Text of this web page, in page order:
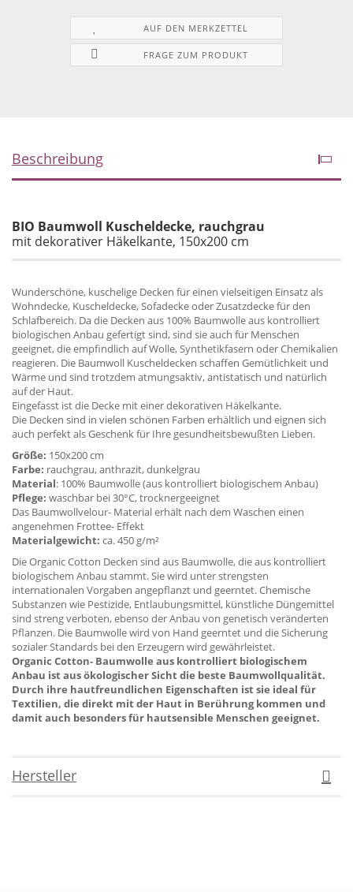
AUF DEN MERKZETTEL
FRAGE ZUM PRODUKT
Beschreibung
BIO Baumwoll Kuscheldecke, rauchgrau
mit dekorativer Häkelkante, 150x200 cm
Wunderschöne, kuschelige Decken für einen vielseitigen Einsatz als
Wohndecke, Kuscheldecke, Sofadecke oder Zusatzdecke für den
Schlafbereich. Da die Decken aus 100% Baumwolle aus kontrolliert
biologischen Anbau gefertigt sind, sind sie auch für Menschen
geeignet, die empfindlich auf Wolle, Synthetikfasern oder Chemikalien
reagieren. Die Baumwoll Kuscheldecken schaffen Gemütlichkeit und
Wärme und sind trotzdem atmungsaktiv, antistatisch und natürlich
auf der Haut.
Eingefasst ist die Decke mit einer dekorativen Häkelkante.
Die Decken sind in vielen schönen Farben erhältlich und eignen sich
auch perfekt als Geschenk für Ihre gesundheitsbewußten Lieben.
Größe: 150x200 cm
Farbe: rauchgrau, anthrazit, dunkelgrau
Material: 100% Baumwolle (aus kontrolliert biologischem Anbau)
Pflege: waschbar bei 30°C, trocknergeeignet
Das Baumwollvelour- Material erhält nach dem Waschen einen
angenehmen Frottee- Effekt
Materialgewicht: ca. 450 g/m²
Die Organic Cotton Decken sind aus Baumwolle, die aus kontrolliert
biologischem Anbau stammt. Sie wird unter strengsten
internationalen Vorgaben angepflanzt und geerntet. Chemische
Substanzen wie Pestizide, Entlaubungsmittel, künstliche Düngemittel
sind streng verboten, ebenso der Anbau von genetisch veränderten
Pflanzen. Die Baumwolle wird von Hand geerntet und die Sicherung
sozialer Standards bei den Erzeugern wird gewährleistet.
Organic Cotton- Baumwolle aus kontrolliert biologischem
Anbau ist aus ökologischer Sicht die beste Baumwollqualität.
Durch ihre hautfreundlichen Eigenschaften ist sie ideal für
Textilien, die direkt mit der Haut in Berührung kommen und
damit auch besonders für hautsensible Menschen geeignet.
Hersteller